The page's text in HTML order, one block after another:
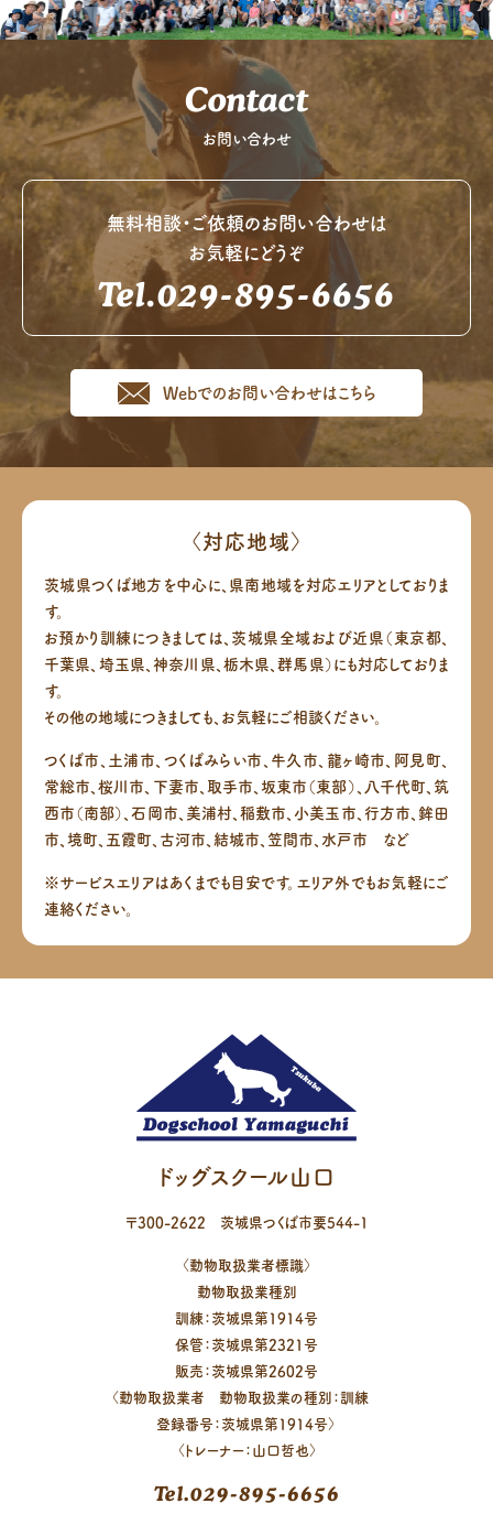
Contact
お問い合わせ
無料相談・ご依頼のお問い合わせは
お気軽にどうぞ
Tel.029-895-6656
Webでのお問い合わせはこちら
〈対応地域〉
茨城県つくば地方を中心に、県南地域を対応エリアとしておりま
す。
お預かり訓練につきましては、茨城県全域および近県（東京都、
千葉県、埼玉県、神奈川県、栃木県、群馬県）にも対応しておりま
す。
その他の地域につきましても、お気軽にご相談ください。
つくば市、土浦市、つくばみらい市、牛久市、龍ヶ崎市、阿見町、
常総市、桜川市、下妻市、取手市、坂東市（東部）、八千代町、筑
西市（南部）、石岡市、美浦村、稲敷市、小美玉市、行方市、鉾田
市、境町、五霞町、古河市、結城市、笠間市、水戸市 など
※サービスエリアはあくまでも目安です。エリア外でもお気軽にご
連絡ください。
ドッグスクール山口
〒300-2622 茨城県つくば市要544-1
〈動物取扱業者標識〉
動物取扱業種別
訓練：茨城県第1914号
保管：茨城県第2321号
販売：茨城県第2602号
〈動物取扱業者 動物取扱業の種別：訓練
登録番号：茨城県第1914号〉
〈トレーナー：山口哲也〉
Tel.029-895-6656